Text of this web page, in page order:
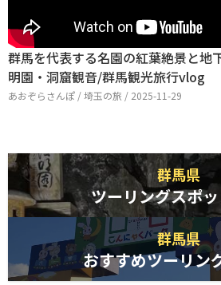
群馬を代表する名園の紅葉絶景と地
明園・洞窟観音/群馬観光旅行vlog
あおぞらさんぽ / 埼玉の旅 / 2025-11-29
群馬県
ツーリングスポ
群馬県
おすすめツーリン